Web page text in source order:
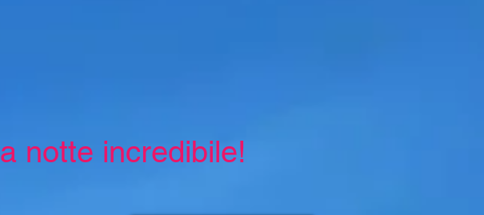
incredibile!